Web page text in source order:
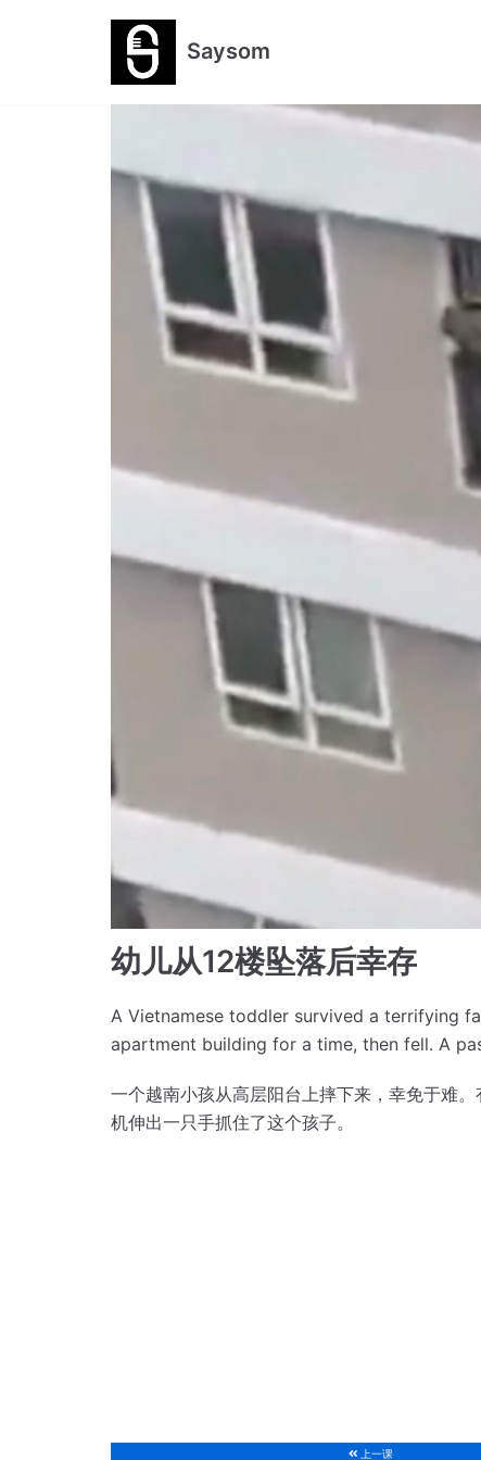
Saysom
幼儿从12楼坠落后幸存
A Vietnamese toddler survived a terrifying
apartment building for a time, then fell. A
一个越南小孩从高层阳台上摔下来，幸免于难。
机伸出一只手抓住了这个孩子。
上一课